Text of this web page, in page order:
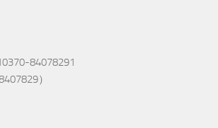
84078291
）